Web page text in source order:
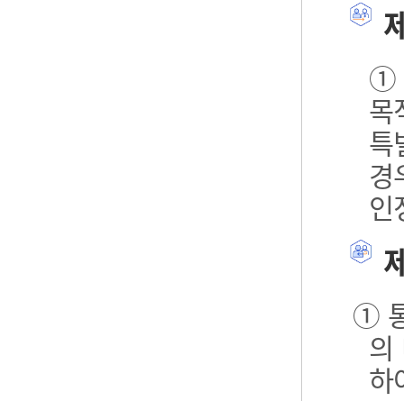
①
목
특
경
인
①
의
하